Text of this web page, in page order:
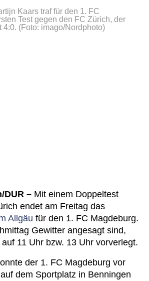
Kaars traf für den 1. FC
Test gegen den FC Zürich, der
4:0. (Foto: imago/Nordphoto)
DUR – Mit einem Doppeltest
endet am Freitag das
Allgäu für den 1. FC Magdeburg.
Gewitter angesagt sind,
11 Uhr bzw. 13 Uhr vorverlegt.
der 1. FC Magdeburg vor
dem Sportplatz in Benningen